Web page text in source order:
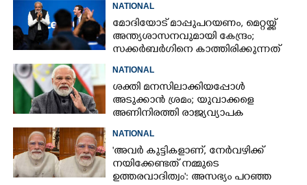
വ്യക്തമാക്കി കേന്ദ്രം
NATIONAL
മോദിയോട് മാപ്പുപറയണം, മെറ്റയ്ക്ക്
അന്ത്യശാസനവുമായി കേന്ദ്രം;
സക്കർബർഗിനെ കാത്തിരിക്കുന്നത്
NATIONAL
ശക്തി മനസിലാക്കിയപ്പോൾ
അടുക്കാൻ ശ്രമം; യുവാക്കളെ
അണിനിരത്തി രാജ്യവ്യാപക
NATIONAL
'അവർ കുട്ടികളാണ്, നേ‌ർവഴിക്ക്
നയിക്കേണ്ടത് നമ്മുടെ
ഉത്തരവാദിത്വം': അസഭ്യം പറഞ്ഞ